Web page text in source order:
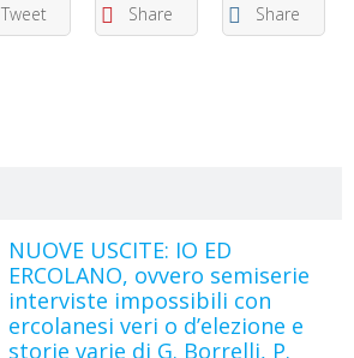
Tweet Share Share
NUOVE USCITE: IO ED
ERCOLANO, ovvero semiserie
interviste impossibili con
ercolanesi veri o d’elezione e
storie varie di G. Borrelli, P.